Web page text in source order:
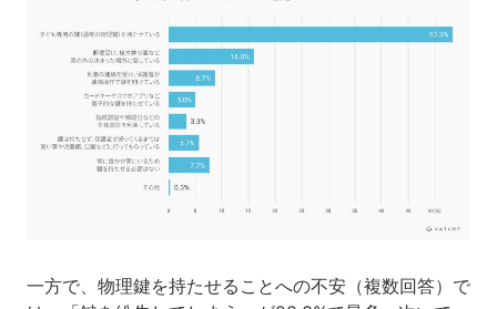
一方で、物理鍵を持たせることへの不安（複数回答）で